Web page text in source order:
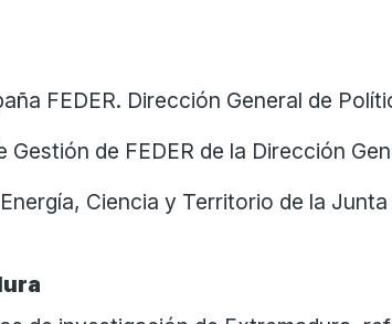
FEDER. Dirección General de
de FEDER de la Dirección
Ciencia y Territorio de la